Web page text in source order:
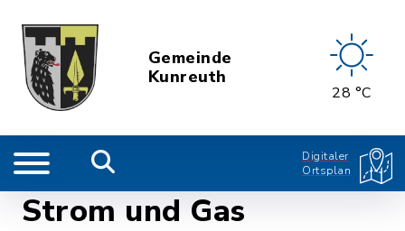
Gemeinde
Kunreuth
28 °C
Digitaler
Ortsplan
Strom und Gas